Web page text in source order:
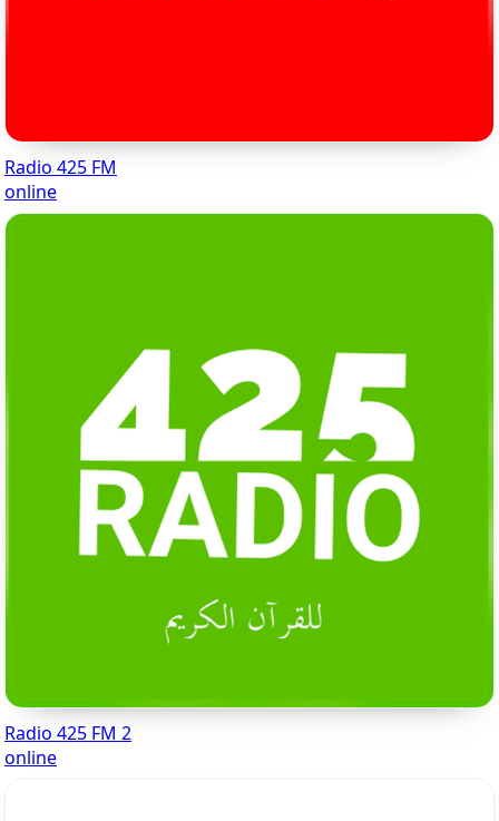
Radio 425 FM
online
Radio 425 FM 2
online